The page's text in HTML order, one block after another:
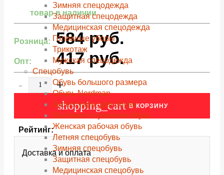
Зимняя спецодежда
Защитная спецодежда
Медицинская спецодежда
Головные уборы
Трикотаж
Мужская спецодежда
Спецобувь
Обувь большого размера
Обувь Nordman
Аксессуары для обуви
Валяная и суконная обувь
Женская рабочая обувь
Летняя спецобувь
Зимняя спецобувь
Защитная спецобувь
Медицинская спецобувь
товар в наличии
Розница: 584руб.
Опт: 417руб.
- +
shopping_cartВ КОРЗИНУ
Рейтинг:
Доставка и оплата